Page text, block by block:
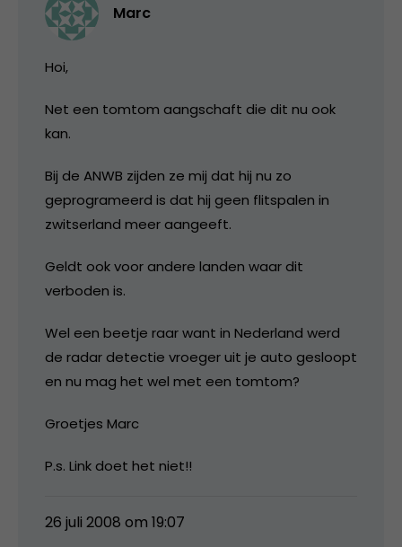
Marc
Hoi,
Net een tomtom aangschaft die dit nu ook
kan.
Bij de ANWB zijden ze mij dat hij nu zo
geprogrameerd is dat hij geen flitspalen in
zwitserland meer aangeeft.
Geldt ook voor andere landen waar dit
verboden is.
Wel een beetje raar want in Nederland werd
de radar detectie vroeger uit je auto gesloopt
en nu mag het wel met een tomtom?
Groetjes Marc
P.s. Link doet het niet!!
26 juli 2008 om 19:07